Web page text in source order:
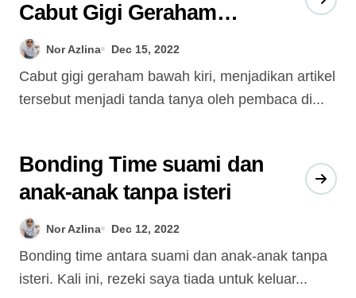
Cabut Gigi Geraham
bawah kiri
Nor Azlina Dec 15, 2022
Cabut gigi geraham bawah kiri, menjadikan artikel
tersebut menjadi tanda tanya oleh pembaca di...
Bonding Time suami dan
anak-anak tanpa isteri
Nor Azlina Dec 12, 2022
Bonding time antara suami dan anak-anak tanpa
isteri. Kali ini, rezeki saya tiada untuk keluar...